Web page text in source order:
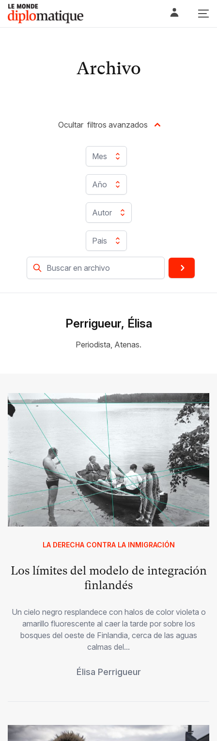
Skip
content
Le monde diplomatique
Archivo
Mes
Año
Autor
Pais
Ocultar filtros avanzados
Perrigueur, Élisa
Periodista, Atenas.
LA DERECHA CONTRA LA INMIGRACIÓN
Los límites del modelo de integración
finlandés
Un cielo negro resplandece con halos de color violeta o
amarillo fluorescente al caer la tarde por sobre los
bosques del oeste de Finlandia, cerca de las aguas
calmas del...
Élisa Perrigueur